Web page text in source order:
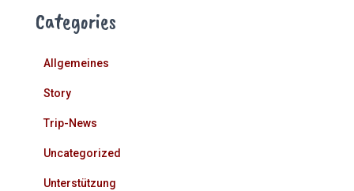
Categories
Allgemeines
Story
Trip-News
Uncategorized
Unterstützung